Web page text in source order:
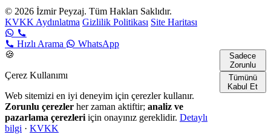
© 2026 İzmir Peyzaj. Tüm Hakları Saklıdır.
KVKK Aydınlatma Gizlilik Politikası Site Haritası
Hızlı Arama
WhatsApp
🍪
Çerez Kullanımı
Web sitemizi en iyi deneyim için çerezler kullanır.
Zorunlu çerezler her zaman aktiftir; analiz ve
pazarlama çerezleri için onayınız gereklidir. Detaylı
bilgi · KVKK
Sadece
Zorunlu
Tümünü
Kabul Et